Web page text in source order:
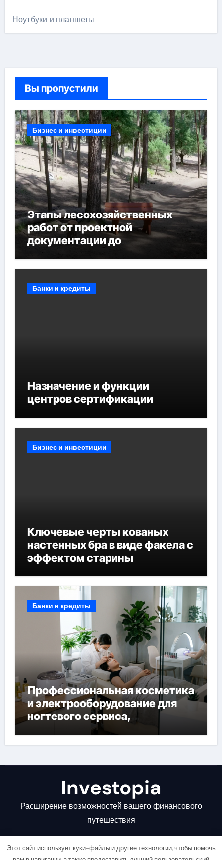
Ноутбуки и планшеты
Вы пропустили
Бизнес и инвестиции
Этапы лесохозяйственных
работ от проектной
документации до
мероприятий и обустройства
Банки и кредиты
Назначение и функции
центров сертификации
Бизнес и инвестиции
Ключевые черты кованых
настенных бра в виде факела с
эффектом старины
Банки и кредиты
Профессиональная косметика
и электрооборудование для
ногтевого сервиса,
наращивания ресниц и
депиляции
Investopia
Расширение возможностей вашего финансового
путешествия
Этот сайт использует куки-файлы и другие технологии, чтобы помочь